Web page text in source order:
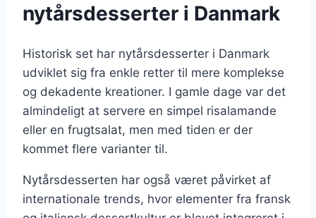
nytårsdesserter i Danmark
Historisk set har nytårsdesserter i Danmark
udviklet sig fra enkle retter til mere komplekse
og dekadente kreationer. I gamle dage var det
almindeligt at servere en simpel risalamande
eller en frugtsalat, men med tiden er der
kommet flere varianter til.
Nytårsdesserten har også været påvirket af
internationale trends, hvor elementer fra fransk